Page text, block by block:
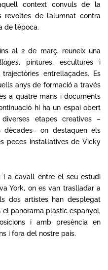
context convuls de la
de l’alumnat contra
de l’època.
al 2 de març, reuneix una
, pintures, escultures i
entrellaçades. Es
anys de formació a través
a quatre mans i documents
hi ha un espai obert
etapes creatives –
on destaquen els
peces instal·latives de Vicky
i a cavall entre el seu estudi
York, on es van traslladar a
dos artistes han desplegat
panorama plàstic espanyol,
i amb presència en
i fora del nostre país.